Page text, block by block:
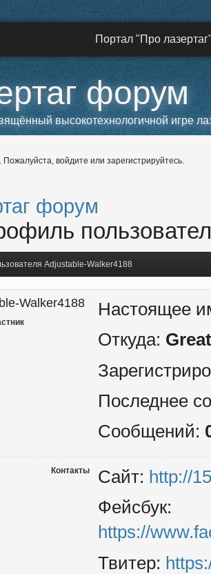
Портал "Про
форум
высокотехнологичной игре
Пожалуйста, войдите или зарегистрируйтесь.
форум
Adjustable-Walker4188
Walker4188
Настоящее
Откуда:
Последнее
Сообщений:
Контакты Сайт: http://
Фейсбук:
https://
Твитер: